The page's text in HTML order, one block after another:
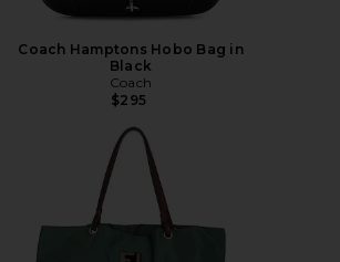
Coach Hamptons Hobo Bag in
Black
Coach
$295